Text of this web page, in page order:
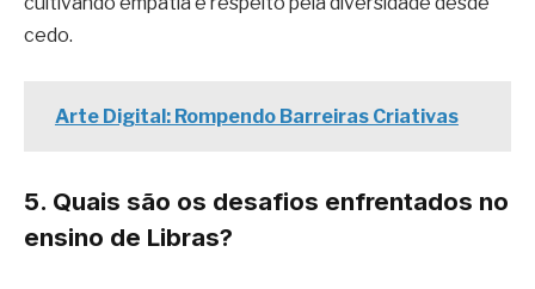
cedo.
Arte Digital: Rompendo Barreiras Criativas
5. Quais são os desafios enfrentados no
ensino de Libras?